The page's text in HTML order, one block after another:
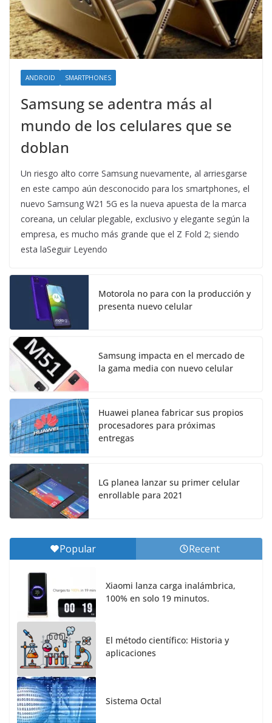
ANDROID SMARTPHONES
Samsung se adentra más al
mundo de los celulares que se
doblan
Un riesgo alto corre Samsung nuevamente, al arriesgarse
en este campo aún desconocido para los smartphones, el
nuevo Samsung W21 5G es la nueva apuesta de la marca
coreana, un celular plegable, exclusivo y elegante según la
empresa, es mucho más grande que el Z Fold 2; siendo
esta laSeguir Leyendo
Motorola no para con la producción y
presenta nuevo celular
Samsung impacta en el mercado de
la gama media con nuevo celular
Huawei planea fabricar sus propios
procesadores para próximas
entregas
LG planea lanzar su primer celular
enrollable para 2021
Popular Recent
Xiaomi lanza carga inalámbrica,
100% en solo 19 minutos.
El método científico: Historia y
aplicaciones
Sistema Octal